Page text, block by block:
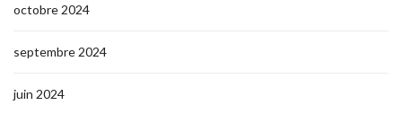
octobre 2024
septembre 2024
juin 2024